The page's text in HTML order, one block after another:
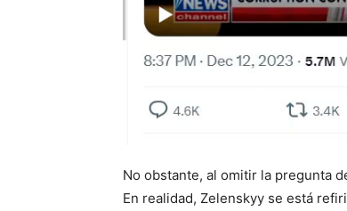
No obstante, al omitir la pregunta
En realidad, Zelenskyy se está